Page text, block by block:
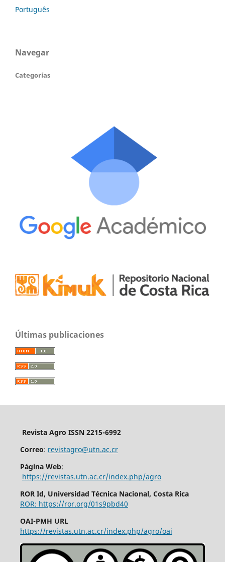
Português
Navegar
Categorías
Últimas publicaciones
Revista Agro ISSN 2215-6992
Correo: revistagro@utn.ac.cr
Página Web:
https://revistas.utn.ac.cr/index.php/agro
ROR Id, Universidad Técnica Nacional, Costa Rica
ROR: https://ror.org/01s9pbd40
OAI-PMH URL
https://revistas.utn.ac.cr/index.php/agro/oai